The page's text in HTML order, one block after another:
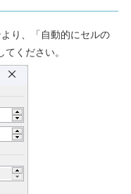
り、「自動的にセルの
ください。